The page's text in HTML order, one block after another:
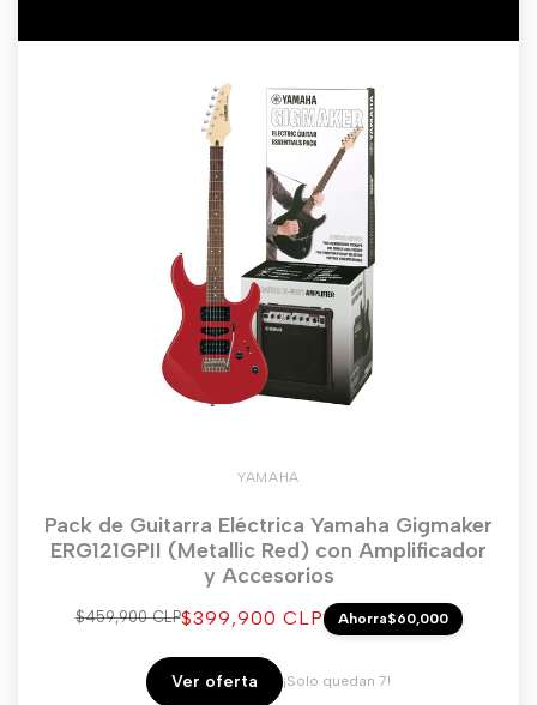
YAMAHA
Pack de Guitarra Eléctrica Yamaha Gigmaker
ERG121GPII (Metallic Red) con Amplificador
y Accesorios
Precio
$459,900 CLPPrecio
venta
$399,900 CLP Ahorra$60,000
Ver oferta ¡Solo quedan 7!